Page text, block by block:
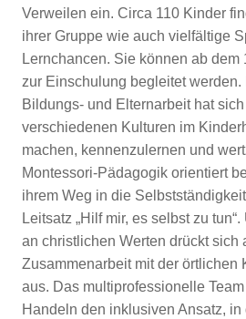
Verweilen ein. Circa 110 Kinder
ihrer Gruppe wie auch vielfältige
Lernchancen. Sie können ab dem
zur Einschulung begleitet
Bildungs- und Elternarbeit hat
verschiedenen Kulturen im
machen, kennenzulernen und
Montessori-Pädagogik orientiert
ihrem Weg in die
Leitsatz „Hilf mir, es selbst zu
an christlichen Werten drückt sich
Zusammenarbeit mit der örtlichen
aus. Das multiprofessionelle
Handeln den inklusiven Ansatz,